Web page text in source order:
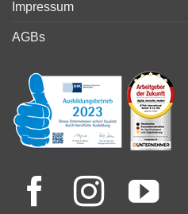
Impressum
AGBs